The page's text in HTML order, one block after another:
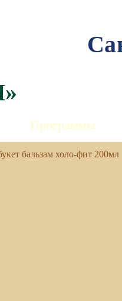
Программы
бальзам холо-фит 200мл